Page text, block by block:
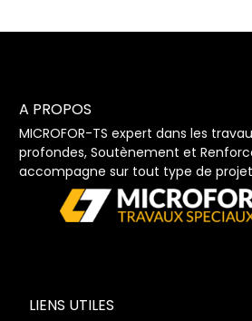
A PROPOS
MICROFOR-TS expert dans les
profondes, Soutènement et
accompagne sur tout type de
LIENS UTILES